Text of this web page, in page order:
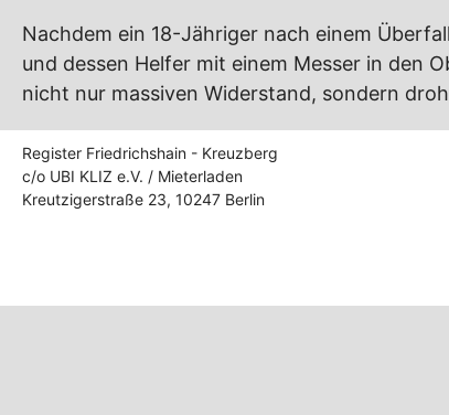
Nachdem ein 18-Jähriger nach einem
und dessen Helfer mit einem Messer in den
nicht nur massiven Widerstand, sondern
Register Friedrichshain - Kreuzberg
c/o UBI KLIZ e.V. / Mieterladen
Kreutzigerstraße 23, 10247 Berlin